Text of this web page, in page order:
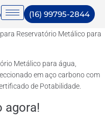
(16) 99795-2844
Reservatório Metálico para
Metálico para água,
em aço carbono com
de Potabilidade.
agora!